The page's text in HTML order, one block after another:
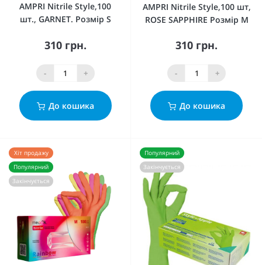
AMPRI Nitrile Style,100
шт., GARNET. Розмір S
310 грн.
- +
До кошика
AMPRI Nitrile Style,100 шт,
ROSE SAPPHIRE Розмір М
310 грн.
- +
До кошика
Хіт продажу
Популярний
Закінчується
Популярний
Закінчується